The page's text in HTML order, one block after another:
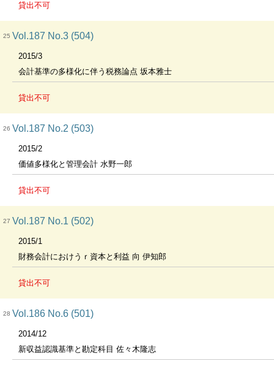
貸出不可
25 Vol.187 No.3 (504)
2015/3
会計基準の多様化に伴う税務論点 坂本雅士
貸出不可
26 Vol.187 No.2 (503)
2015/2
価値多様化と管理会計 水野一郎
貸出不可
27 Vol.187 No.1 (502)
2015/1
財務会計におけうｒ資本と利益 向 伊知郎
貸出不可
28 Vol.186 No.6 (501)
2014/12
新収益認識基準と勘定科目 佐々木隆志